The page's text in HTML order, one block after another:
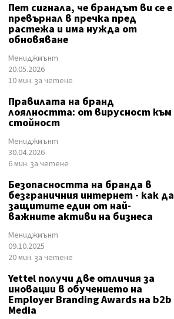
Пет сигнала, че брандът ви се е
превърнал в пречка пред
растежа и има нужда от
обновяване
Мениджмънт
20.05.2026
10 мин. за четене
Правилата на бранд
лоялността: от вирусност към
стойност
Мениджмънт
30.04.2026
6 мин. за четене
Безопасността на бранда в
безграничния интернет - как да
защитите един от най-
важните активи на бизнеса
Мениджмънт
09.10.2025
20 мин. за четене
Yettel получи две отличия за
иновации в обучението на
Employer Branding Awards на b2b
Media